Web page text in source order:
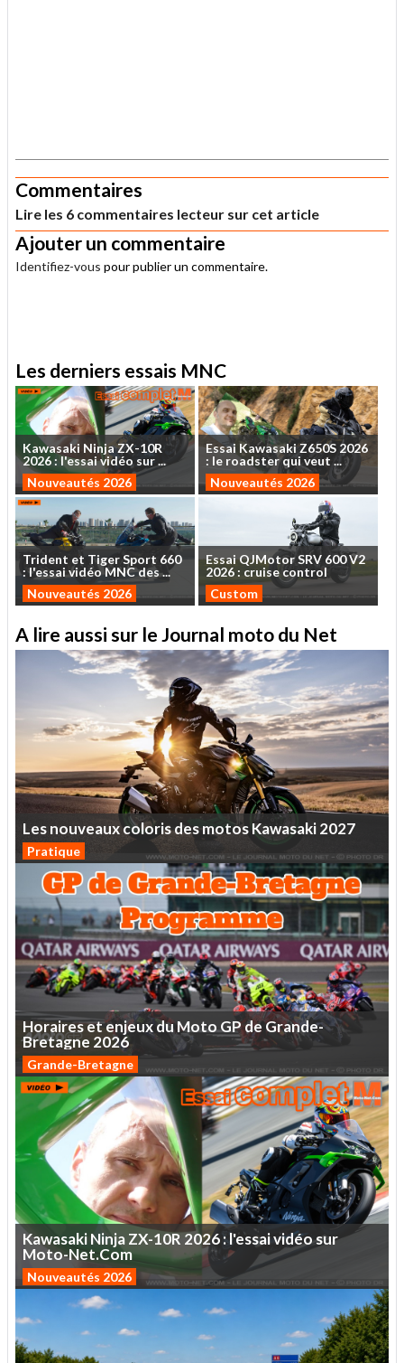
Commentaires
Lire les 6 commentaires lecteur sur cet article
Ajouter un commentaire
Identifiez-vous pour publier un commentaire.
Les derniers essais MNC
Kawasaki NinjaZX-10R
2026: l'essaividéo sur...
Nouveautés 2026
Essai Kawasaki Z650S 2026
: le roadsterquiveut ...
Nouveautés 2026
Trident et TigerSport 660
: l'essaividéo MNCdes...
Nouveautés 2026
EssaiQJMotorSRV 600V2
2026 : cruise control
Custom
A lire aussi sur le Journal moto du Net
LesnouveauxcolorisdesmotosKawasaki2027
Pratique
HorairesetenjeuxduMotoGPdeGrande-
Bretagne 2026
Grande-Bretagne
KawasakiNinjaZX-10R2026:l'essaividéosur
Moto-Net.Com
Nouveautés 2026